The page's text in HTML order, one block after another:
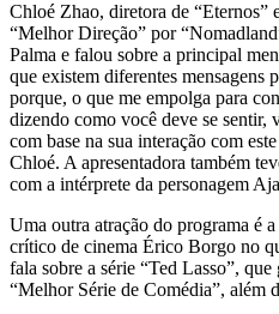
Chloé Zhao, diretora de “Eternos”
“Melhor Direção” por
Palma e falou sobre a principal
que existem diferentes mensagens
porque, o que me empolga para
dizendo como você deve se sentir,
com base na sua interação com
Chloé. A apresentadora também
com a intérprete da personagem
Uma outra atração do programa é
crítico de cinema Érico Borgo no
fala sobre a série “Ted Lasso”,
“Melhor Série de Comédia”, além